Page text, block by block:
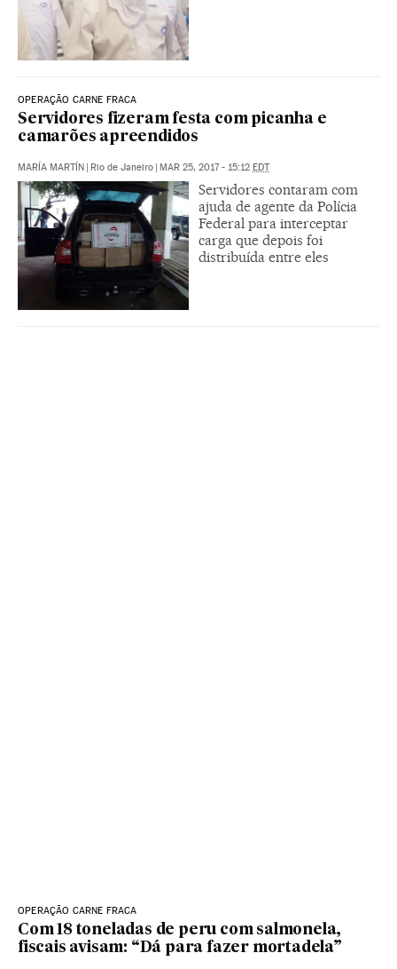
OPERAÇÃO CARNE FRACA
Servidores fizeram festa com picanha e
camarões apreendidos
MARÍA MARTÍN | Rio de Janeiro | MAR 25, 2017 - 15:12 EDT
Servidores contaram com
ajuda de agente da Polícia
Federal para interceptar
carga que depois foi
distribuída entre eles
OPERAÇÃO CARNE FRACA
Com 18 toneladas de peru com salmonela,
fiscais avisam: “Dá para fazer mortadela”